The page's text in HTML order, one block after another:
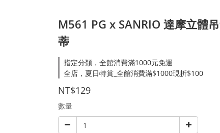
M561 PG x SANRIO 達摩立體
蒂
指定分類，全館消費滿1000元免運
全店，夏日特賞_全館消費滿$1000現折$100
NT$129
數量